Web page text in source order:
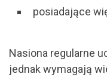
posiadające
Nasiona regularne
jednak wymagają